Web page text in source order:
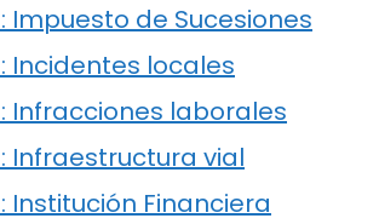
Impuesto de Sucesiones
Incidentes locales
Infracciones laborales
Infraestructura vial
Financiera